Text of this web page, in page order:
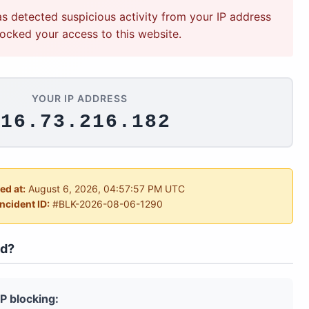
detected suspicious activity from your IP address
your access to this website.
YOUR IP ADDRESS
at: August 6, 2026, 04:57:57 PM UTC
ID:#BLK-2026-08-06-1290
blocking: